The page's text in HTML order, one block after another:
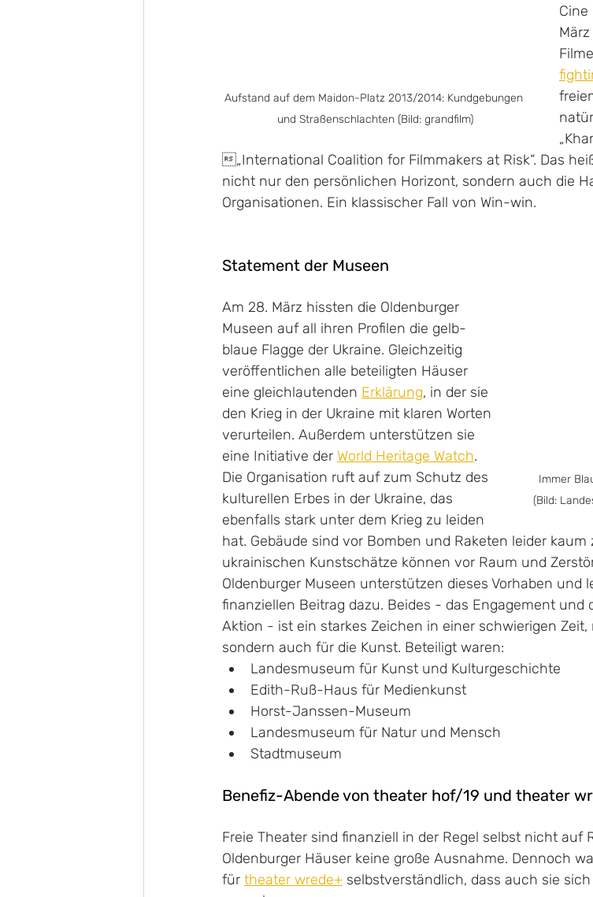
Aufstand auf dem Maidon-Platz 2013/2014: Kundgebungen
und Straßenschlachten (Bild: grandfilm)
Cine
„International Coalition for Filmmakers at Risk“. Das
nicht nur den persönlichen Horizont, sondern auch die
Organisationen. Ein klassischer Fall von Win-win.
Immer
(Bild:
Statement der Museen
Am 28. März hissten die Oldenburger
Museen auf all ihren Profilen die gelb-
blaue Flagge der Ukraine. Gleichzeitig
veröffentlichen alle beteiligten Häuser
eine gleichlautenden Erklärung, in der sie
den Krieg in der Ukraine mit klaren Worten
verurteilen. Außerdem unterstützen sie
eine Initiative der World Heritage Watch.
Die Organisation ruft auf zum Schutz des
kulturellen Erbes in der Ukraine, das
ebenfalls stark unter dem Krieg zu leiden
hat. Gebäude sind vor Bomben und Raketen leider
ukrainischen Kunstschätze können vor Raum und
Oldenburger Museen unterstützen dieses Vorhaben und
finanziellen Beitrag dazu. Beides - das Engagement und
Aktion - ist ein starkes Zeichen in einer schwierigen
sondern auch für die Kunst. Beteiligt waren:
Landesmuseum für Kunst und Kulturgeschichte
Edith-Ruß-Haus für Medienkunst
Horst-Janssen-Museum
Landesmuseum für Natur und Mensch
Stadtmuseum
Benefiz-Abende von theater hof/19 und theater
Freie Theater sind finanziell in der Regel selbst nicht auf
Oldenburger Häuser keine große Ausnahme. Dennoch
für theater wrede+ selbstverständlich, dass auch sie